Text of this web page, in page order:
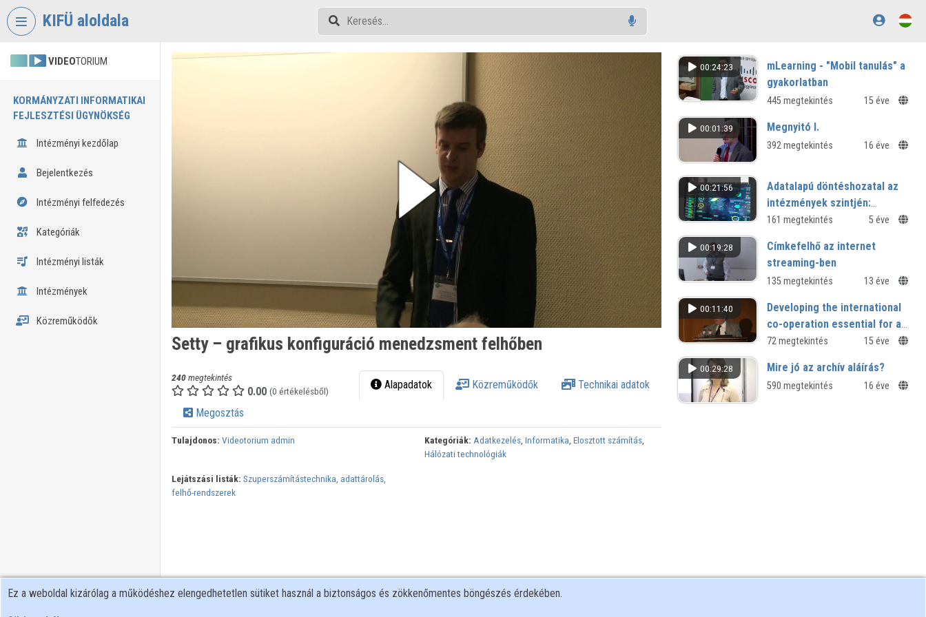
Fejléc kihagyása
KIFÜ aloldala
VIDEOTORIUM
KORMÁNYZATI INFORMATIKAI
FEJLESZTÉSI ÜGYNÖKSÉG
Intézményi kezdőlap
Bejelentkezés
Intézményi felfedezés
Kategóriák
Intézményi listák
Intézmények
Közreműködők
Setty – grafikus konfiguráció menedzsment felhőben
240megtekintés
0.00 (0 értékelésből) Alapadatok Közreműködők Technikai adatok
Megosztás
Tulajdonos: Videotorium admin Kategóriák: Adatkezelés,Informatika,Elosztott számítás,
Hálózati technológiák
Lejátszási listák: Szuperszámítástechnika, adattárolás,
felhő-rendszerek
00:24:23
mLearning - "Mobil tanulás" a
gyakorlatban
445 megtekintés 15 éve
00:01:39 Megnyitó I.
392 megtekintés 16 éve
00:21:56
Adatalapú döntéshozatal az
intézmények szintjén:
lehetőségek és lépések
161 megtekintés 5 éve
00:19:28
Címkefelhő az internet
streaming-ben
135 megtekintés 13 éve
00:11:40
Developing the international
co-operation essential for a
global IoT initiative
72 megtekintés 15 éve
00:29:28 Mire jó az archív aláírás?
590 megtekintés 16 éve
Ez a weboldal kizárólag a működéshez elengedhetetlen sütiket használ a biztonságos és zökkenőmentes böngészés érdekében.